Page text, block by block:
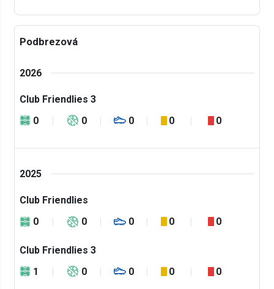
Podbrezová
2026
Club Friendlies 3
0
0 0 0 0
2025
Club Friendlies
0
0 0 0 0
Club Friendlies 3
1
0 0 0 0